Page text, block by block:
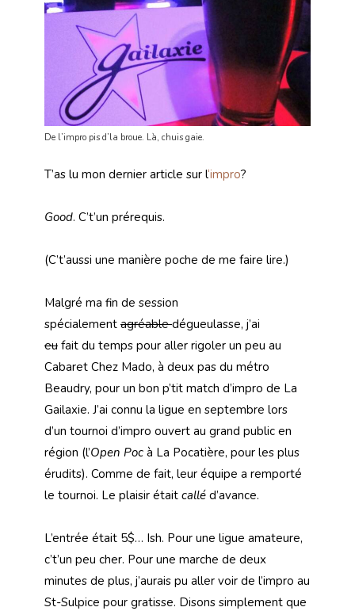
De l’impro pis d’la broue. Là, chuis gaie.
T’as lu mon dernier article sur l‘impro?
Good. C’t’un prérequis.
(C’t’aussi une manière poche de me faire lire.)
Malgré ma fin de session
spécialement agréabledégueulasse, j’ai
eu fait du temps pour aller rigoler un peu au
Cabaret Chez Mado, à deux pas du métro
Beaudry, pour un bon p’tit match d’impro de La
Gailaxie. J’ai connu la ligue en septembre lors
d’un tournoi d’impro ouvert au grand public en
région (l’Open Poc à La Pocatière, pour les plus
érudits). Comme de fait, leur équipe a remporté
le tournoi. Le plaisir était callé d’avance.
L’entrée était 5$… Ish. Pour une ligue amateure,
c’t’un peu cher. Pour une marche de deux
minutes de plus, j’aurais pu aller voir de l’impro au
St-Sulpice pour gratisse. Disons simplement que